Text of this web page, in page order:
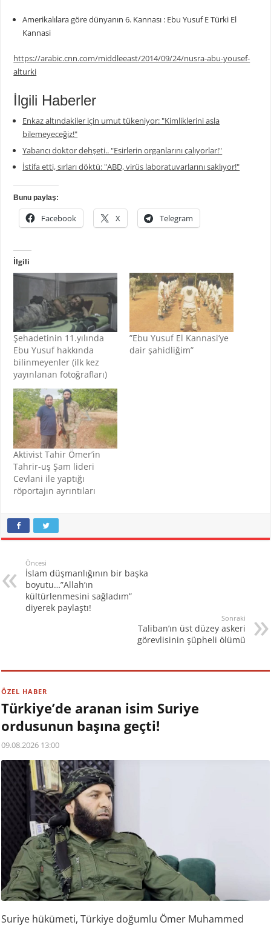
Amerikalılara göre dünyanın 6. Kannası : Ebu Yusuf E Türki El
Kannasi
https://arabic.cnn.com/middleeast/2014/09/24/nusra-abu-yousef-
alturki
İlgili Haberler
Enkaz altındakiler için umut tükeniyor: "Kimliklerini asla
bilemeyeceğiz!"
Yabancı doktor dehşeti.. "Esirlerin organlarını çalıyorlar!"
İstifa etti, sırları döktü: "ABD, virüs laboratuvarlarını saklıyor!"
Bunu paylaş:
Facebook X Telegram
İlgili
Şehadetinin 11.yılında
Ebu Yusuf hakkında
bilinmeyenler (ilk kez
yayınlanan fotoğrafları)
”Ebu Yusuf El Kannasi’ye
dair şahidliğim”
Aktivist Tahir Ömer’in
Tahrir-uş Şam lideri
Cevlani ile yaptığı
röportajın ayrıntıları
Öncesi
İslam düşmanlığının bir başka
boyutu…”Allah’ın
kültürlenmesini sağladım”
diyerek paylaştı!
Sonraki
Taliban’ın üst düzey askeri
görevlisinin şüpheli ölümü
ÖZEL HABER
Türkiye’de aranan isim Suriye
ordusunun başına geçti!
09.08.2026 13:00
Suriye hükümeti, Türkiye doğumlu Ömer Muhammed